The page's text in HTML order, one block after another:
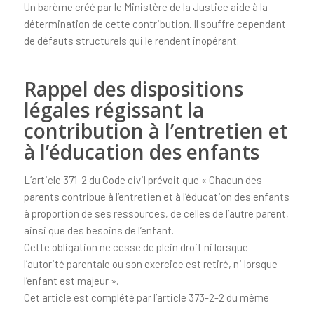
Un barème créé par le Ministère de la Justice aide à la
détermination de cette contribution. Il souffre cependant
de défauts structurels qui le rendent inopérant.
Rappel des dispositions
légales régissant la
contribution à l’entretien et
à l’éducation des enfants
L’article 371-2 du Code civil prévoit que « Chacun des
parents contribue à l’entretien et à l’éducation des enfants
à proportion de ses ressources, de celles de l’autre parent,
ainsi que des besoins de l’enfant.
Cette obligation ne cesse de plein droit ni lorsque
l’autorité parentale ou son exercice est retiré, ni lorsque
l’enfant est majeur ».
Cet article est complété par l’article 373-2-2 du même